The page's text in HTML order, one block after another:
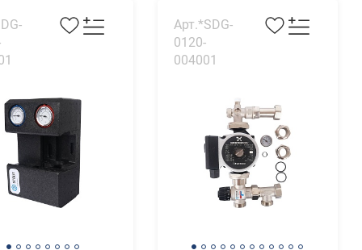
Арт.*SDG-
0120-
004001